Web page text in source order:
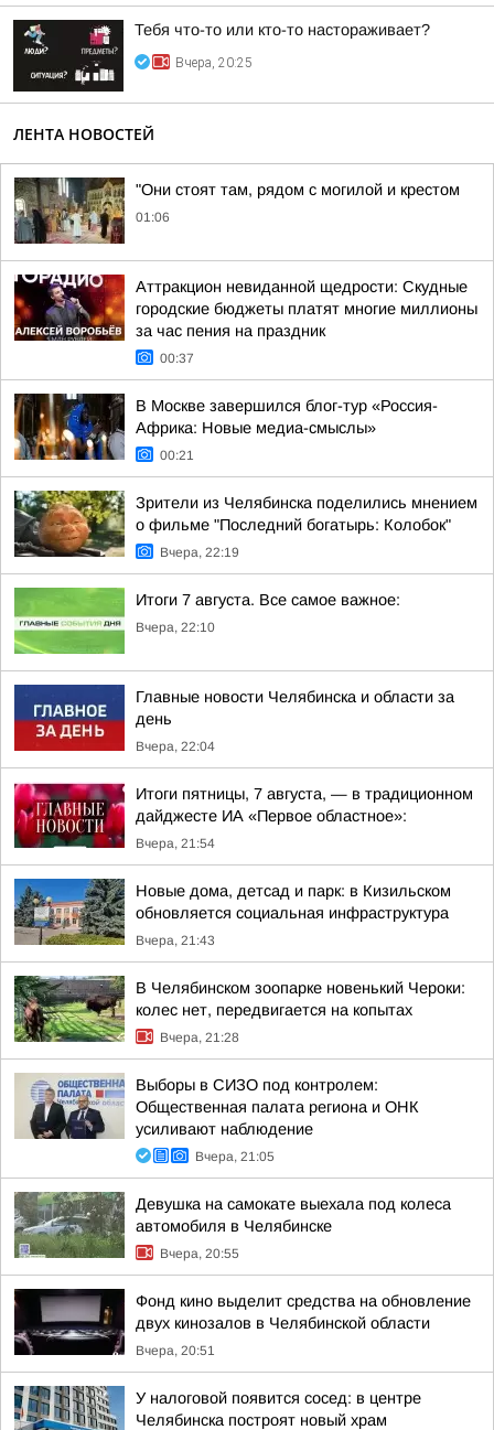
Тебя что-то или кто-то настораживает?
Вчера, 20:25
ЛЕНТА НОВОСТЕЙ
"Они стоят там, рядом с могилой и крестом
01:06
Аттракцион невиданной щедрости: Скудные
городские бюджеты платят многие миллионы
за час пения на праздник
00:37
В Москве завершился блог-тур «Россия-
Африка: Новые медиа-смыслы»
00:21
Зрители из Челябинска поделились мнением
о фильме "Последний богатырь: Колобок"
Вчера, 22:19
Итоги 7 августа. Все самое важное:
Вчера, 22:10
Главные новости Челябинска и области за
день
Вчера, 22:04
Итоги пятницы, 7 августа, — в традиционном
дайджесте ИА «Первое областное»:
Вчера, 21:54
Новые дома, детсад и парк: в Кизильском
обновляется социальная инфраструктура
Вчера, 21:43
В Челябинском зоопарке новенький Чероки:
колес нет, передвигается на копытах
Вчера, 21:28
Выборы в СИЗО под контролем:
Общественная палата региона и ОНК
усиливают наблюдение
Вчера, 21:05
Девушка на самокате выехала под колеса
автомобиля в Челябинске
Вчера, 20:55
Фонд кино выделит средства на обновление
двух кинозалов в Челябинской области
Вчера, 20:51
У налоговой появится сосед: в центре
Челябинска построят новый храм